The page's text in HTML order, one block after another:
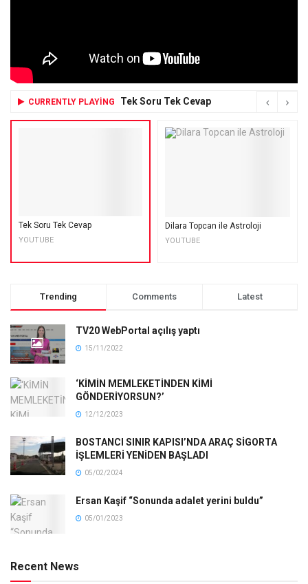
CURRENTLY PLAYING Tek Soru Tek Cevap
Tek Soru Tek Cevap
YOUTUBE
Dilara Topcan ile Astroloji
YOUTUBE
Trending Comments Latest
TV20 WebPortal açılış yaptı
15/11/2022
‘KİMİN MEMLEKETİNDEN KİMİ
GÖNDERİYORSUN?’
12/12/2023
BOSTANCI SINIR KAPISI’NDA ARAÇ SİGORTA
İŞLEMLERİ YENİDEN BAŞLADI
05/02/2024
Ersan Kaşif “Sonunda adalet yerini buldu”
05/01/2023
Recent News